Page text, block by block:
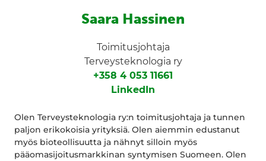
Saara Hassinen
Toimitusjohtaja
Terveysteknologia ry
+358 4 053 11661
LinkedIn
Olen Terveysteknologia ry:n toimitusjohtaja ja tunnen
paljon erikokoisia yrityksiä. Olen aiemmin edustanut
myös bioteollisuutta ja nähnyt silloin myös
pääomasijoitusmarkkinan syntymisen Suomeen. Olen